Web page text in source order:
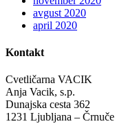
avgust 2020
april 2020
Kontakt
Cvetličarna VACIK
Anja Vacik, s.p.
Dunajska cesta 362
1231 Ljubljana – Črnuče